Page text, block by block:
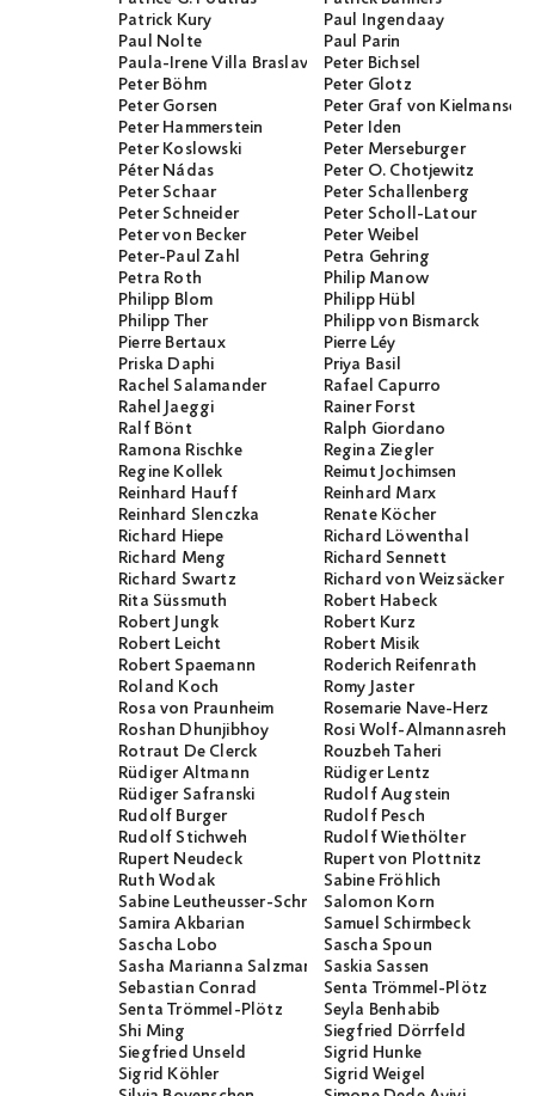
Patrick Kury
Paul Ingendaay
Paul Nolte
Paul Parin
Paula-Irene Villa BraslavskyPeter Bichsel
Peter Böhm
Peter Glotz
Peter Gorsen
Peter Graf von
Peter Hammerstein
Peter Iden
Peter Koslowski
Peter Merseburger
Péter Nádas
Peter O. Chotjewitz
Peter Schaar
Peter Schallenberg
Peter Schneider
Peter Scholl-Latour
Peter von Becker
Peter Weibel
Peter-Paul Zahl
Petra Gehring
Petra Roth
Philip Manow
Philipp Blom
Philipp Hübl
Philipp Ther
Philipp von Bismarck
Pierre Bertaux
Pierre Léy
Priska Daphi
Priya Basil
Rachel Salamander
Rafael Capurro
Rahel Jaeggi
Rainer Forst
Ralf Bönt
Ralph Giordano
Ramona Rischke
Regina Ziegler
Regine Kollek
Reimut Jochimsen
Reinhard Hauff
Reinhard Marx
Reinhard Slenczka
Renate Köcher
Richard Hiepe
Richard Löwenthal
Richard Meng
Richard Sennett
Richard Swartz
Richard von Weizsäcker
Rita Süssmuth
Robert Habeck
Robert Jungk
Robert Kurz
Robert Leicht
Robert Misik
Robert Spaemann
Roderich Reifenrath
Roland Koch
Romy Jaster
Rosa von Praunheim
Rosemarie Nave-Herz
Roshan Dhunjibhoy
Rosi Wolf-Almannasreh
Rotraut De Clerck
Rouzbeh Taheri
Rüdiger Altmann
Rüdiger Lentz
Rüdiger Safranski
Rudolf Augstein
Rudolf Burger
Rudolf Pesch
Rudolf Stichweh
Rudolf Wiethölter
Rupert Neudeck
Rupert von Plottnitz
Ruth Wodak
Sabine Fröhlich
Sabine Leutheusser-Schnarrenberger
Salomon Korn
Samira Akbarian
Samuel Schirmbeck
Sascha Lobo
Sascha Spoun
Sasha Marianna Salzmann Saskia Sassen
Sebastian Conrad
Senta Trömmel-Plötz
Senta Trömmel-Plötz
Seyla Benhabib
Shi Ming
Siegfried Dörrfeld
Siegfried Unseld
Sigrid Hunke
Sigrid Köhler
Sigrid Weigel